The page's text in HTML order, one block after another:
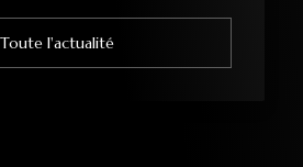
Toute l'actualité